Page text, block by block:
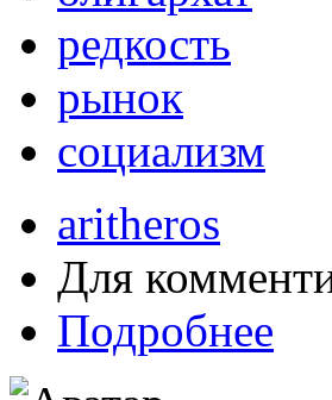
редкость
рынок
социализм
aritheros
Для
Подробнее